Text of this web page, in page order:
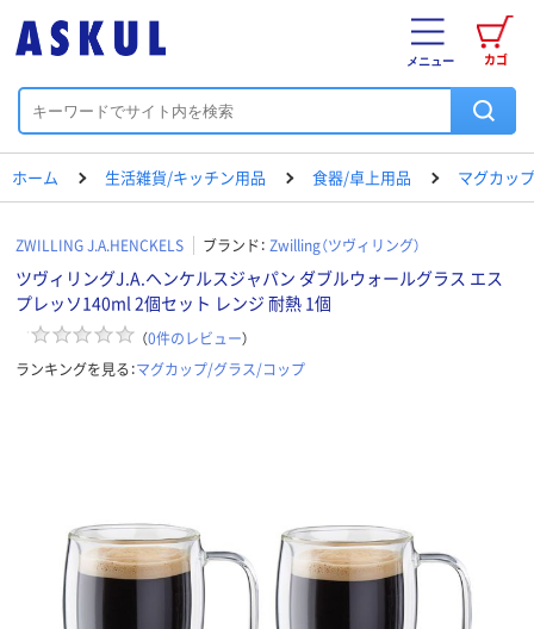
カゴ
メニュー
ホーム 生活雑貨/キッチン用品 食器/卓上用品 マグカッ
ZWILLING J.A.HENCKELS ブランド： Zwilling（ツヴィリング）
ツヴィリングJ.A.ヘンケルスジャパン ダブルウォールグラス エス
プレッソ140ml 2個セット レンジ 耐熱 1個
（0件のレビュー）
ランキングを見る：マグカップ/グラス/コップ